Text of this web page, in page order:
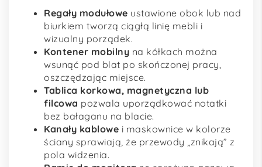
Regały modułowe ustawione obok lub nad
biurkiem tworzą ciągłą linię mebli i
wizualny porządek.
Kontener mobilny na kółkach można
wsunąć pod blat po skończonej pracy,
oszczędzając miejsce.
Tablica korkowa, magnetyczna lub
filcowa pozwala uporządkować notatki
bez bałaganu na blacie.
Kanały kablowe i maskownice w kolorze
ściany sprawiają, że przewody „znikają” z
pola widzenia.